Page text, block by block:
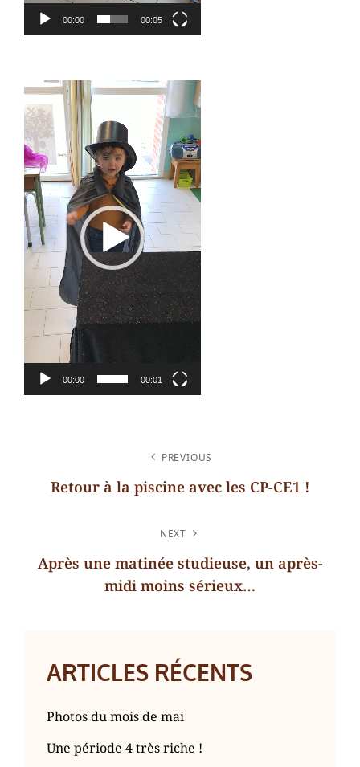
00:00 00:05
Lecteur
vidéo
00:00 00:01
NAVIGATION
DE
L’ARTICLE
PREVIOUS
Retour à la piscine avec les CP-CE1 !
NEXT
Après une matinée studieuse, un après-
midi moins sérieux…
ARTICLES RÉCENTS
Photos du mois de mai
Une période 4 très riche !